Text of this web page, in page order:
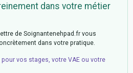
dans votre métier
de Soignantenehpad.fr vous
dans votre pratique.
vos stages, votre VAE ou votre